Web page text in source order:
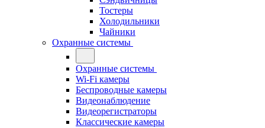
Тостеры
Холодильники
Чайники
Охранные системы
Охранные системы
Wi-Fi камеры
Беспроводные камеры
Видеонаблюдение
Видеорегистраторы
Классические камеры